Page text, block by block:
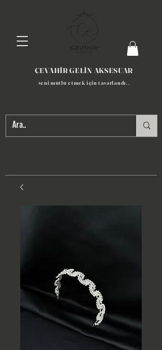
CEVAHİR GELİN AKSESUAR
seni mutlu etmek için tasarlandı​..